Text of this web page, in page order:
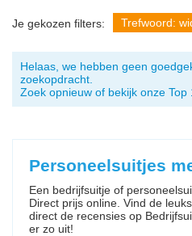
Je gekozen filters: Trefwoord:
Helaas, we hebben geen
zoekopdracht.
Zoek opnieuw of bekijk onze Top
Personeelsuitjes
Een bedrijfsuitje of
Direct prijs online. Vind de
direct de recensies op
er zo uit!